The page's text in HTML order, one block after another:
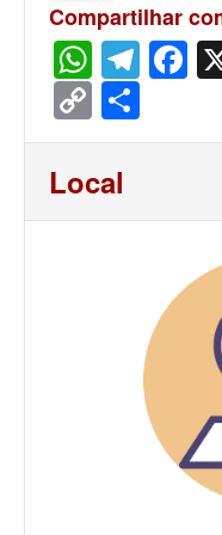
Compartilhar
Copy
Link
Local